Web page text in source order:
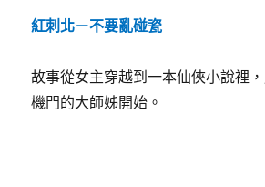
紅刺北－不要亂碰瓷
故事從女主穿越到一本仙俠小說裡
機門的大師姊開始。
日